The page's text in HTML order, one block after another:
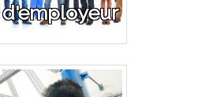
d'employeur